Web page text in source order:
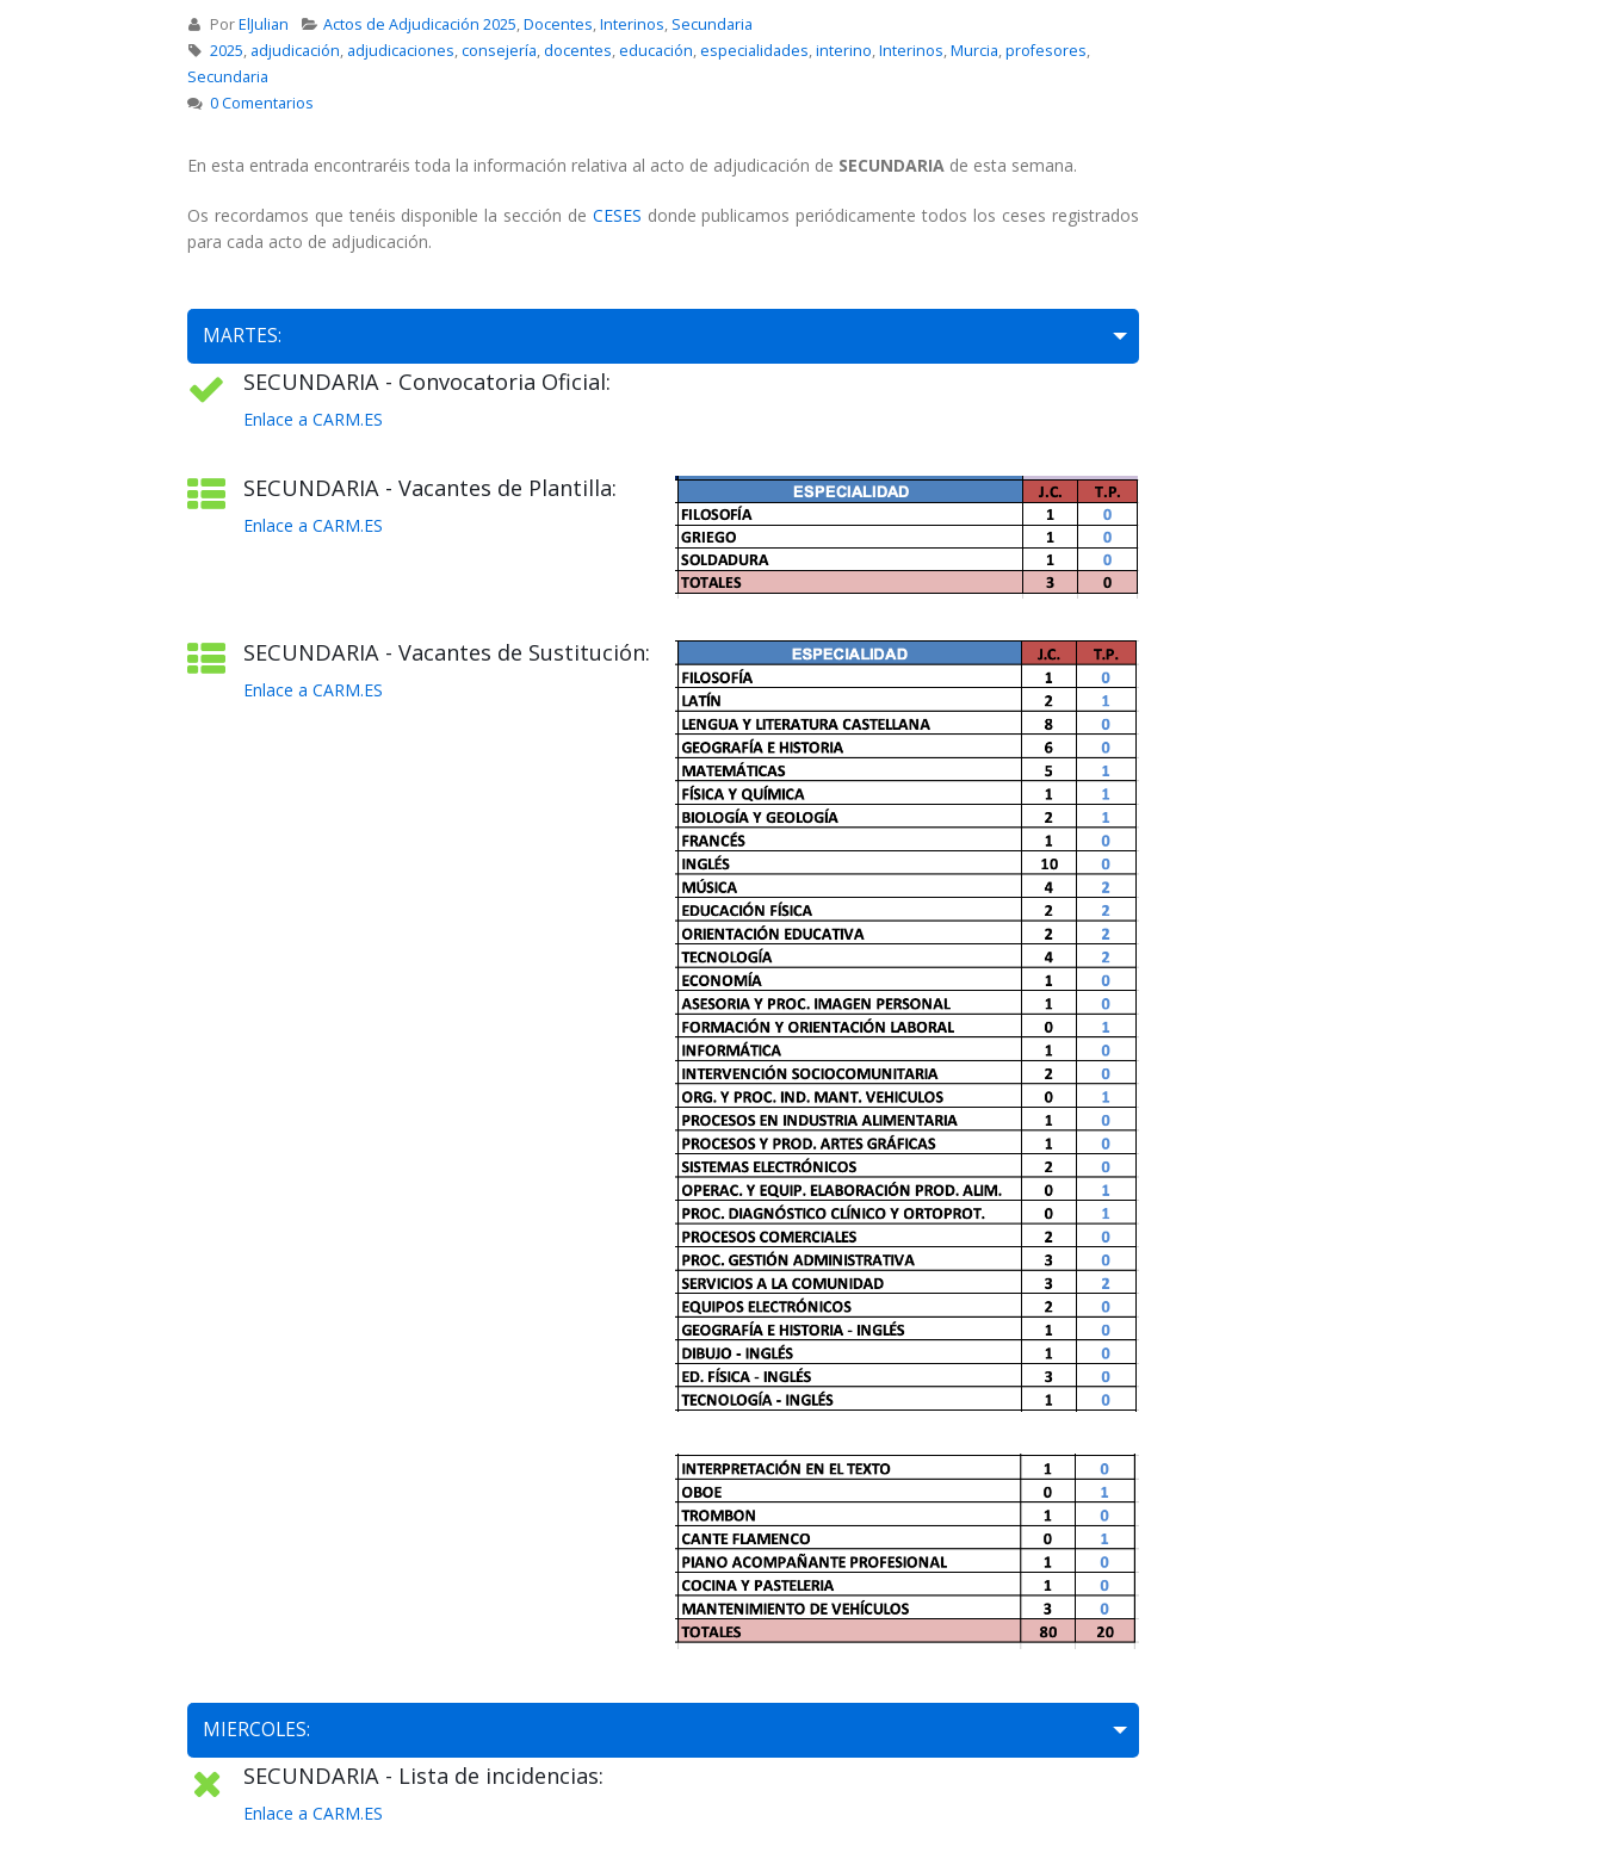
PorElJulian Actos de Adjudicación 2025,Docentes,Interinos, Secundaria
2025, adjudicación, adjudicaciones,consejería,docentes,educación,especialidades,interino,Interinos,Murcia,profesores,
Secundaria
0 Comentarios
En esta entrada encontraréis toda la información relativa al acto de adjudicación de SECUNDARIA de esta semana.
Os recordamos que tenéis disponible la sección de CESES donde publicamos periódicamente todos los ceses registrados
para cada acto de adjudicación.
MARTES:
SECUNDARIA - Convocatoria Oficial:
Enlace a CARM.ES
SECUNDARIA - Vacantes de Plantilla:
Enlace a CARM.ES
SECUNDARIA - Vacantes de Sustitución:
Enlace a CARM.ES
MIERCOLES:
SECUNDARIA - Lista de incidencias:
Enlace a CARM.ES